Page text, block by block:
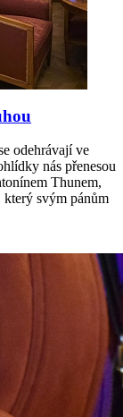
odehrávají ve
nás přenesou
Thunem,
který svým pánům